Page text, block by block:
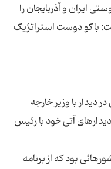
ایران و آذربایجان را
باکو دوست استراتژیک
با وزیر خارجه
آتی خود با رئیس
بود که از برنامه